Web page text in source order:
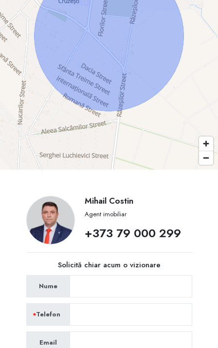
Mihail Costin
Agent imobiliar
+373 79 000 299
Solicită chiar acum o vizionare
Nume
Telefon
Email